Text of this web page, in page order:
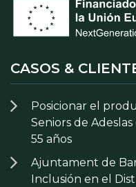
CASOS &
Posicionar el
Seniors de
55 años
Ajuntament de
Inclusión en el